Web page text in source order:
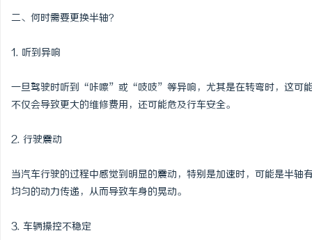
二、何时需要更换半轴？
1. 听到异响
一旦驾驶时听到“咔嚓”或“吱吱”等异响，尤其是在转弯时，这可
不仅会导致更大的维修费用，还可能危及行车安全。
2. 行驶震动
当汽车行驶的过程中感觉到明显的震动，特别是加速时，可能是半
均匀的动力传递，从而导致车身的晃动。
3. 车辆操控不稳定
解福州私家侦探行业发展与服务应用全方位